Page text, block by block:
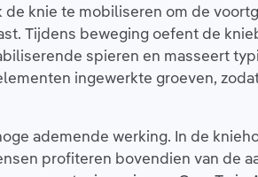
knie te mobiliseren om de
Tijdens beweging oefent de
spieren en masseert
ingewerkte groeven,
ademende werking. In de
profiteren bovendien van de